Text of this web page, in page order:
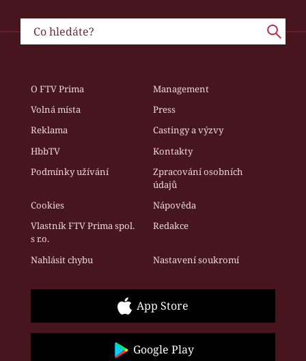
O FTV Prima
Management
Volná místa
Press
Reklama
Castingy a výzvy
HbbTV
Kontakty
Podmínky užívání
Zpracování osobních
údajů
Cookies
Nápověda
Vlastník FTV Prima spol.
s r.o.
Redakce
Nahlásit chybu Nastavení soukromí
App Store
Google Play